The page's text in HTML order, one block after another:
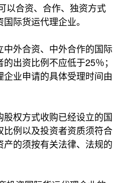
合资、合作、独资方式
际货运代理企业。
外合资、中外合作的国际
出资比例不应低于25％；
业申请的具体受理时间由
权方式收购已经设立的国
例以及投资者资质须符合
的须按有关法律、法规的